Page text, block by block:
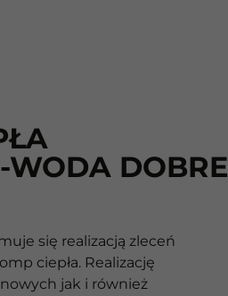
WODA DOBRE
się realizacją zleceń
ciepła. Realizację
jak i również